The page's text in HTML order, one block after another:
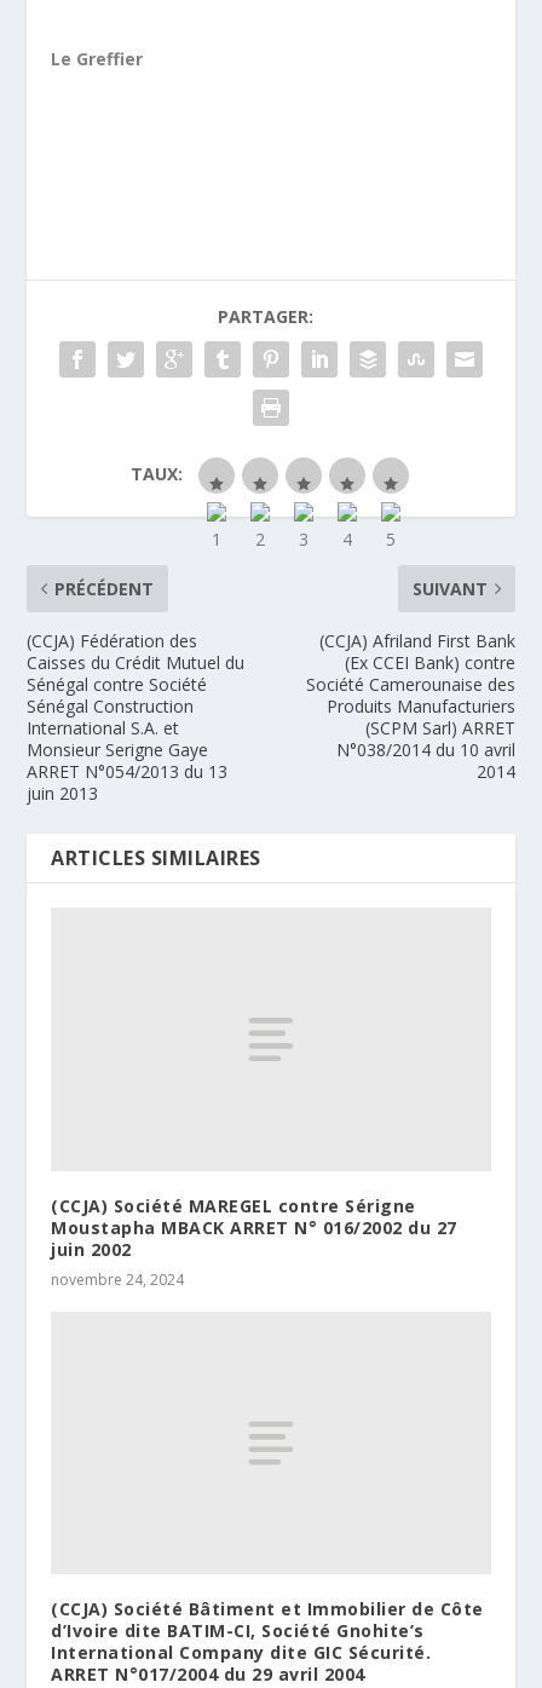
Le Greffier
PARTAGER:
TAUX:
PRÉCÉDENT
(CCJA) Fédération des
Caisses du Crédit Mutuel du
Sénégal contre Société
Sénégal Construction
International S.A. et
Monsieur Serigne Gaye
ARRET N°054/2013 du 13
juin 2013
SUIVANT
(CCJA) Afriland First Bank
(Ex CCEI Bank) contre
Société Camerounaise des
Produits Manufacturiers
(SCPM Sarl) ARRET
N°038/2014 du 10 avril
2014
ARTICLES SIMILAIRES
(CCJA) Société MAREGEL contre Sérigne
Moustapha MBACK ARRET N° 016/2002 du 27
juin 2002
novembre 24, 2024
(CCJA) Société Bâtiment et Immobilier de Côte
d’Ivoire dite BATIM-CI, Société Gnohite’s
International Company dite GIC Sécurité.
ARRET N°017/2004 du 29 avril 2004